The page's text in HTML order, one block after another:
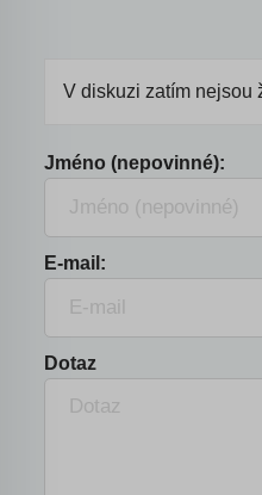
V diskuzi zatím nejsou
Jméno (nepovinné):
E-mail:
Dotaz